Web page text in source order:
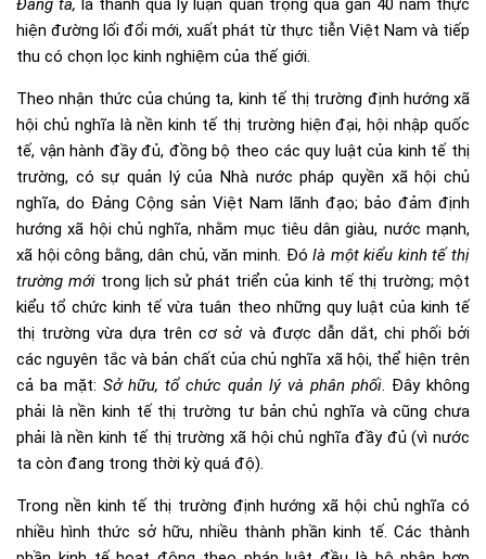
hiện đường lối đổi mới, xuất phát từ thực tiễn Việt Nam và tiếp
thu có chọn lọc kinh nghiệm của thế giới.
Theo nhận thức của chúng ta, kinh tế thị trường định hướng xã
hội chủ nghĩa là nền kinh tế thị trường hiện đại, hội nhập quốc
tế, vận hành đầy đủ, đồng bộ theo các quy luật của kinh tế thị
trường, có sự quản lý của Nhà nước pháp quyền xã hội chủ
nghĩa, do Đảng Cộng sản Việt Nam lãnh đạo; bảo đảm định
hướng xã hội chủ nghĩa, nhằm mục tiêu dân giàu, nước mạnh,
xã hội công bằng, dân chủ, văn minh. Đólà một kiểu kinh tế thị
trường mớitrong lịch sử phát triển của kinh tế thị trường; một
kiểu tổ chức kinh tế vừa tuân theo những quy luật của kinh tế
thị trường vừa dựa trên cơ sở và được dẫn dắt, chi phối bởi
các nguyên tắc và bản chất của chủ nghĩa xã hội, thể hiện trên
cả ba mặt: Sở hữu, tổ chức quản lý và phân phối . Đây không
phải là nền kinh tế thị trường tư bản chủ nghĩa và cũng chưa
phải là nền kinh tế thị trường xã hội chủ nghĩa đầy đủ (vì nước
ta còn đang trong thời kỳ quá độ).
Trong nền kinh tế thị trường định hướng xã hội chủ nghĩa có
nhiều hình thức sở hữu, nhiều thành phần kinh tế. Các thành